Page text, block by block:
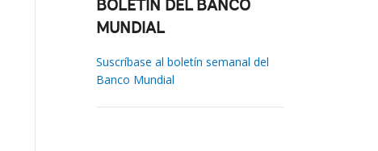
BOLETÍN DEL BANCO
MUNDIAL
Suscríbase al boletín semanal del
Banco Mundial